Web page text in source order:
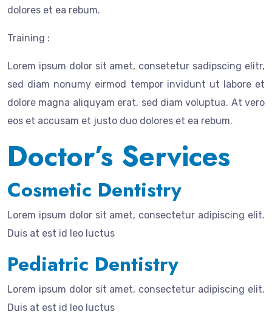
dolores et ea rebum.
Training :
Lorem ipsum dolor sit amet, consetetur sadipscing elitr,
sed diam nonumy eirmod tempor invidunt ut labore et
dolore magna aliquyam erat, sed diam voluptua. At vero
eos et accusam et justo duo dolores et ea rebum.
Doctor’s Services
Cosmetic Dentistry
Lorem ipsum dolor sit amet, consectetur adipiscing elit.
Duis at est id leo luctus
Pediatric Dentistry
Lorem ipsum dolor sit amet, consectetur adipiscing elit.
Duis at est id leo luctus